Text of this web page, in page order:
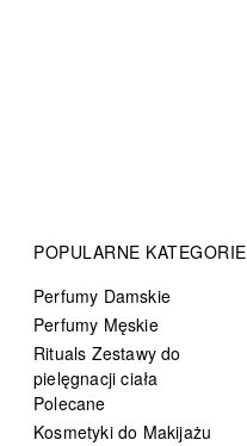
POPULARNE KATEGORIE
Perfumy Damskie
Perfumy Męskie
Rituals Zestawy do
pielęgnacji ciała
Polecane
Kosmetyki do Makijażu